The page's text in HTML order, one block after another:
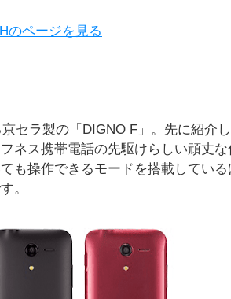
のページを見る
セラ製の「DIGNO F」。先に紹介
ネス携帯電話の先駆けらしい頑丈
も操作できるモードを搭載してい
。